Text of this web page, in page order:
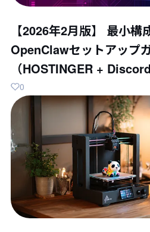
【2026年2月版】 最小構
OpenClawセットアップ
（HOSTINGER + Discord
0